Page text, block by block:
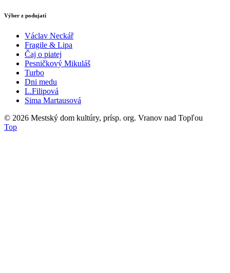
Výber z podujatí
Václav Neckář
Fragile & Lipa
Čaj o piatej
Pesničkový Mikuláš
Turbo
Dni medu
L.Filipová
Sima Martausová
© 2026 Mestský dom kultúry, prísp. org. Vranov nad Topľou
Top